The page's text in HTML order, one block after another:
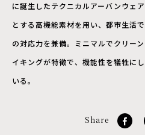
に誕生したテクニカルアーバンウェ
とする高機能素材を用い、都市生活
の対応力を兼備。ミニマルでクリー
イキングが特徴で、機能性を犠牲に
いる。
Share